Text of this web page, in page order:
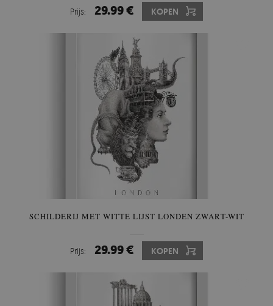
Prijs: 29.99 € KOPEN
SCHILDERIJ MET WITTE LIJST LONDEN ZWART-WIT
Prijs: 29.99 € KOPEN